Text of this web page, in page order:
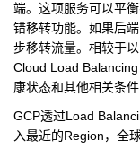
端。这项服务可以平
错移转功能。如果后
步移转流量。相较于
Cloud Load
康状态和其他相关条
GCP透过Load
入最近的Region，全